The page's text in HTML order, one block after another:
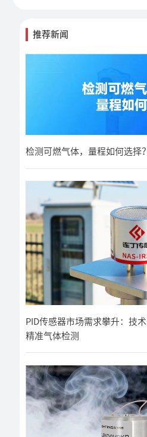
推荐新闻
检测可燃气体，量程如何选择？
PID传感器市场需求攀升：技
精准气体检测